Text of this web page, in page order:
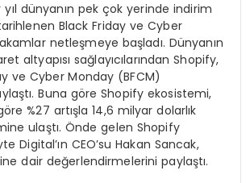
yıl dünyanın pek çok yerinde indirim
Black Friday ve Cyber
netleşmeye başladı. Dünyanın
altyapısı sağlayıcılarından Shopify,
ve Cyber Monday (BFCM)
Buna göre Shopify ekosistemi,
%27 artışla 14,6 milyar dolarlık
ulaştı. Önde gelen Shopify
Digital’ın CEO’su Hakan Sancak,
dair değerlendirmelerini paylaştı.